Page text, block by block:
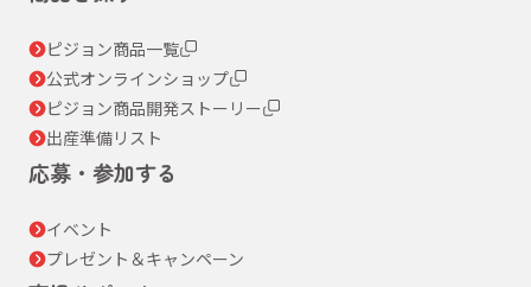
ピジョン商品一覧
公式オンラインショップ
ピジョン商品開発ストーリー
出産準備リスト
応募・参加する
イベント
プレゼント＆キャンペーン